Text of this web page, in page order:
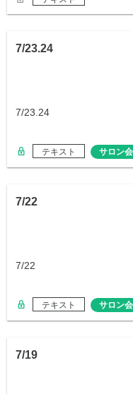
7/23.24
7/23.24
テキスト サロン
7/22
7/22
テキスト サロン
7/19